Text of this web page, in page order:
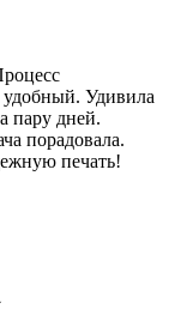
удобный. Удивила
пару дней.
порадовала.
печать!